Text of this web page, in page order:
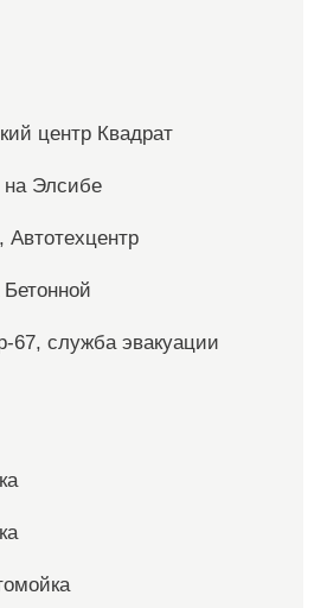
центр Квадрат
на Элсибе
Автотехцентр
67, служба эвакуации